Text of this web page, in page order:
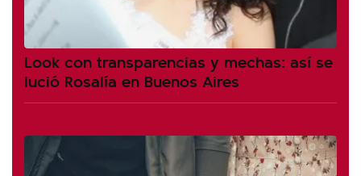
Look con transparencias y mechas: así se
lució Rosalía en Buenos Aires